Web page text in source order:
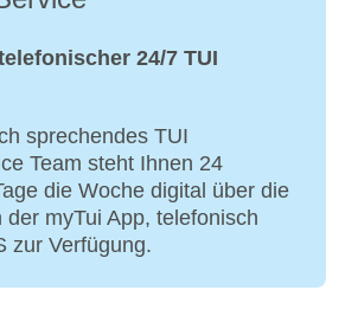
24/7 TUI
sprechendes TUI
Team steht Ihnen 24
die Woche digital über die
der myTui App, telefonisch
zur Verfügung.